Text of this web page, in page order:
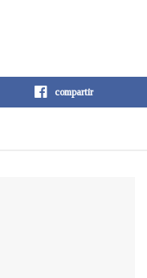
compartir